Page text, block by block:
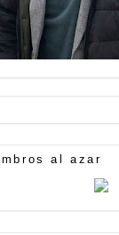
al azar